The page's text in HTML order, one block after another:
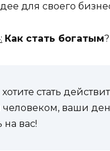
для своего
Как стать богатым
стать
человеком, ваши
на вас!